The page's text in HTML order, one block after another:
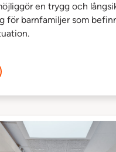
en trygg och
för barnfamiljer som